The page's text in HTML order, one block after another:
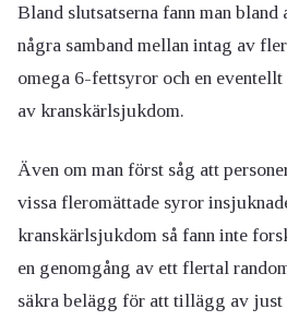
Bland slutsatserna fann man bland
några samband mellan intag av
omega 6-fettsyror och en
av kranskärlsjukdom.
Även om man först såg att
vissa fleromättade syror
kranskärlsjukdom så fann inte
en genomgång av ett flertal
säkra belägg för att tillägg av just